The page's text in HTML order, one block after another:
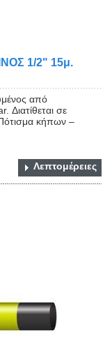
1/2" 15μ.
από
σε
κήπων –
Λεπτομέρειες